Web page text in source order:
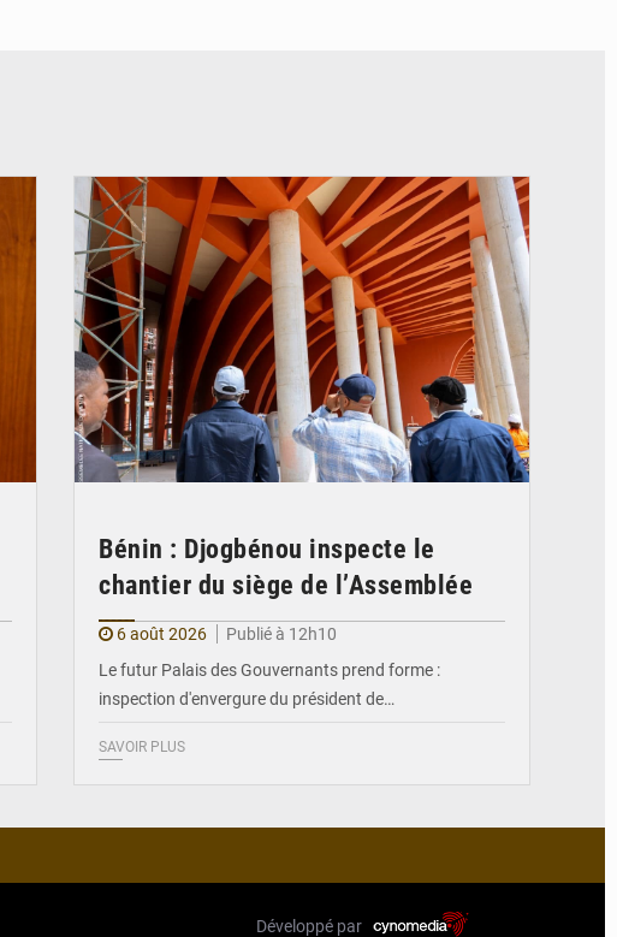
Bénin : Djogbénou inspecte le
chantier du siège de l’Assemblée
6 août 2026
Publié à 12h10
Le futur Palais des Gouvernants prend forme :
inspection d'envergure du président de…
SAVOIR PLUS
Développé par